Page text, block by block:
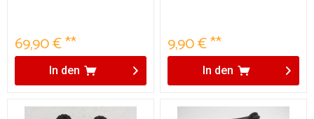
69,90 € **
In den
9,90 € **
In den